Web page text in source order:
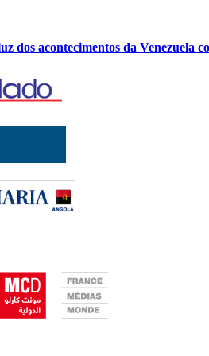
dos acontecimentos da Venezuela